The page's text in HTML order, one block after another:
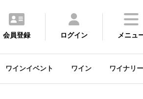
会員登録 ログイン メニュ
ワインイベント ワイン ワイナリー